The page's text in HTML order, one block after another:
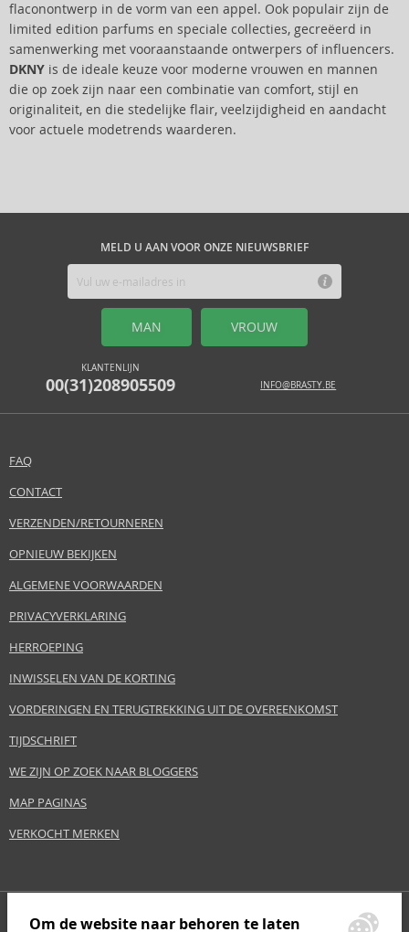
flaconontwerp in de vorm van een appel. Ook populair zijn de
limited edition parfums en speciale collecties, gecreëerd in
samenwerking met vooraanstaande ontwerpers of influencers.
DKNY is de ideale keuze voor moderne vrouwen en mannen
die op zoek zijn naar een combinatie van comfort, stijl en
originaliteit, en die stedelijke flair, veelzijdigheid en aandacht
voor actuele modetrends waarderen.
MELD U AAN VOOR ONZE NIEUWSBRIEF
MAN VROUW
KLANTENLIJN
00(31)208905509 INFO@BRASTY.BE
FAQ
CONTACT
VERZENDEN/RETOURNEREN
OPNIEUW BEKIJKEN
ALGEMENE VOORWAARDEN
PRIVACYVERKLARING
HERROEPING
INWISSELEN VAN DE KORTING
VORDERINGEN EN TERUGTREKKING UIT DE OVEREENKOMST
TIJDSCHRIFT
WE ZIJN OP ZOEK NAAR BLOGGERS
MAP PAGINAS
VERKOCHT MERKEN
Om de website naar behoren te laten